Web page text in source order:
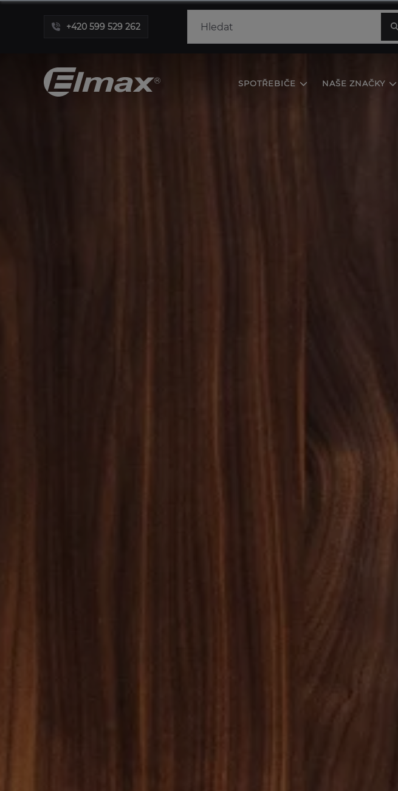
+420 599 529 262
SPOTŘEBIČE NAŠE ZNAČKY